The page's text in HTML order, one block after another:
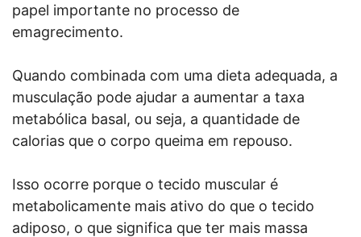
papel importante no processo de
emagrecimento.
Quando combinada com uma dieta adequada, a
musculação pode ajudar a aumentar a taxa
metabólica basal, ou seja, a quantidade de
calorias que o corpo queima em repouso.
Isso ocorre porque o tecido muscular é
metabolicamente mais ativo do que o tecido
adiposo, o que significa que ter mais massa